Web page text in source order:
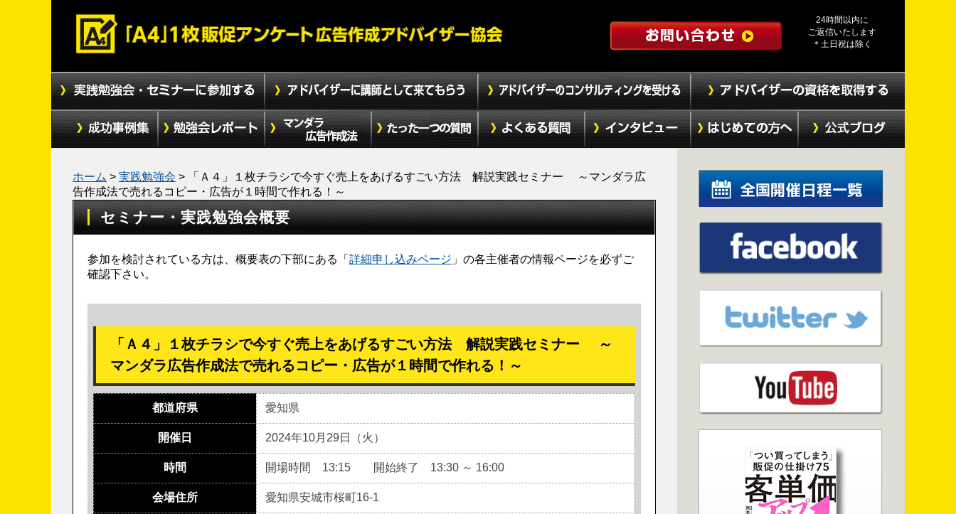
24時間以内に
ご返信いたします
＊土日祝は除く
ホーム > 実践勉強会 >
「Ａ４」１枚チラシで今すぐ売上をあげるすごい方法 解説実践セミナー ～マンダラ広
告作成法で売れるコピー・広告が１時間で作れる！～
セミナー・実践勉強会概要
参加を検討されている方は、概要表の下部にある「 詳細申し込みページ 」の各主催者の情報ページを必ずご
確認下さい。
「Ａ４」１枚チラシで今すぐ売上をあげるすごい方法 解説実践セミナー ～
マンダラ広告作成法で売れるコピー・広告が１時間で作れる！～
都道府県 愛知県
開催日 2024年10月29日（火）
時間 開場時間 13:15 開始終了 13:30 ～ 16:00
会場住所 愛知県安城市桜町16-1